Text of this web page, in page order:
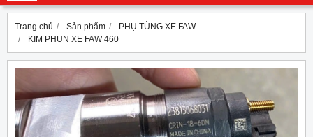
Trang chủ Sản phẩm
PHỤ TÙNG XE FAW
KIM PHUN XE FAW 460